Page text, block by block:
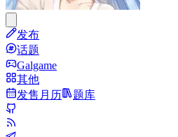
发布
话题
Galgame
其他
发售月历
题库